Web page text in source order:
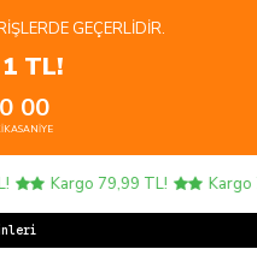
GEÇERLIDIR.
TL!
00
SANIYE
Kargo 79,99 TL! Kargo